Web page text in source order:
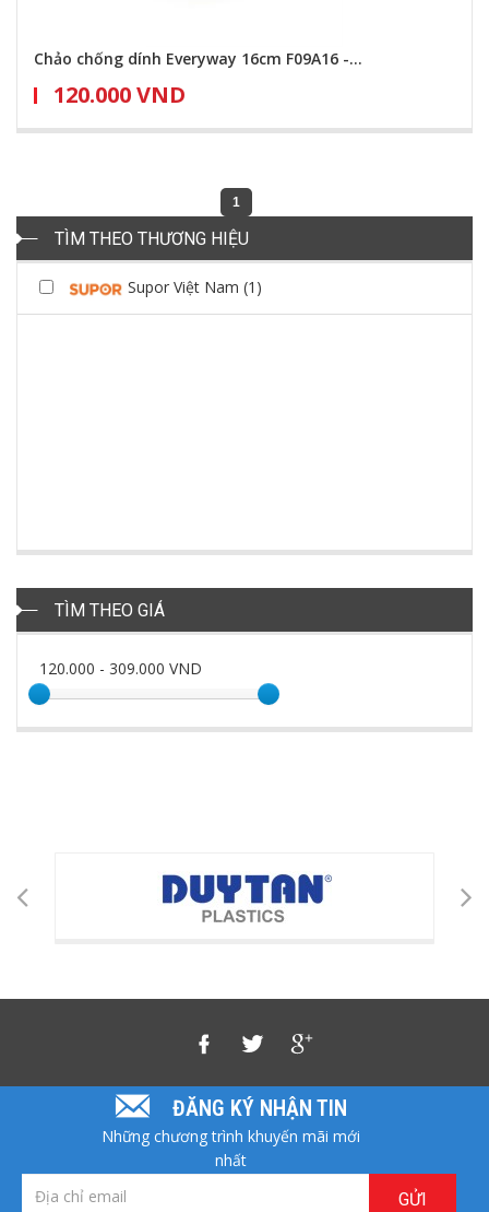
Chảo chống dính Everyway 16cm F09A16 -...
120.000 VND
1
TÌM THEO THƯƠNG HIỆU
Supor Việt Nam (1)
TÌM THEO GIÁ
120.000 - 309.000 VND
ĐĂNG KÝ NHẬN TIN
Những chương trình khuyến mãi mới
nhất
GỬI